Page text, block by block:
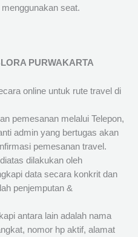
seat.
PURWAKARTA
online untuk rute travel di
pemesanan melalui Telepon,
admin yang bertugas akan
pemesanan travel.
dilakukan oleh
data secara konkrit dan
penjemputan &
antara lain adalah nama
nomor hp aktif, alamat